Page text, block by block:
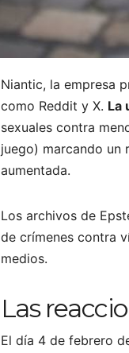
Niantic, la empresa
como Reddit y X. La
sexuales contra
juego) marcando un
aumentada.
Los archivos de
de crímenes contra
medios.
Las
El día 4 de febrero